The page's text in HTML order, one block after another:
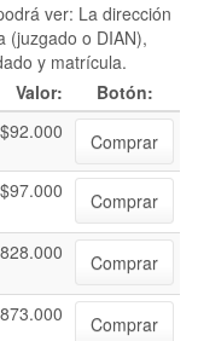
ver: La dirección
(juzgado o DIAN),
y matrícula.
Valor:
Botón:
$92.000
Comprar
$97.000 Comprar
Comprar
Comprar